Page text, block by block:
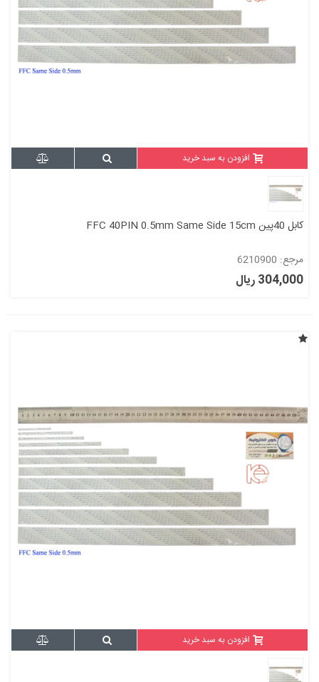
افزودن به سبد خرید
کابل 40پین FFC 40PIN 0.5mm Same Side 15cm
مرجع: 6210900
304,000 ریال
افزودن به سبد خرید